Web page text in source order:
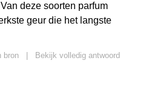
deze soorten parfum
geur die het langste
bron
Bekijk volledig antwoord